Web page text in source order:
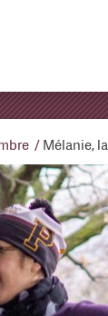
/ Mélanie,